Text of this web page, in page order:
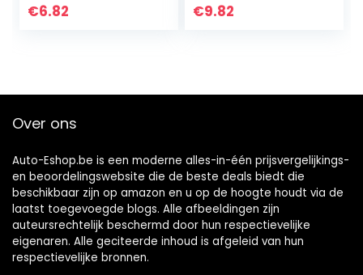
€6.82 €9.82
Over ons
Auto-Eshop.be is een moderne alles-in-één prijsvergelijkings-
en beoordelingswebsite die de beste deals biedt die
beschikbaar zijn op amazon en u op de hoogte houdt via de
laatst toegevoegde blogs. Alle afbeeldingen zijn
auteursrechtelijk beschermd door hun respectievelijke
eigenaren. Alle geciteerde inhoud is afgeleid van hun
respectievelijke bronnen.